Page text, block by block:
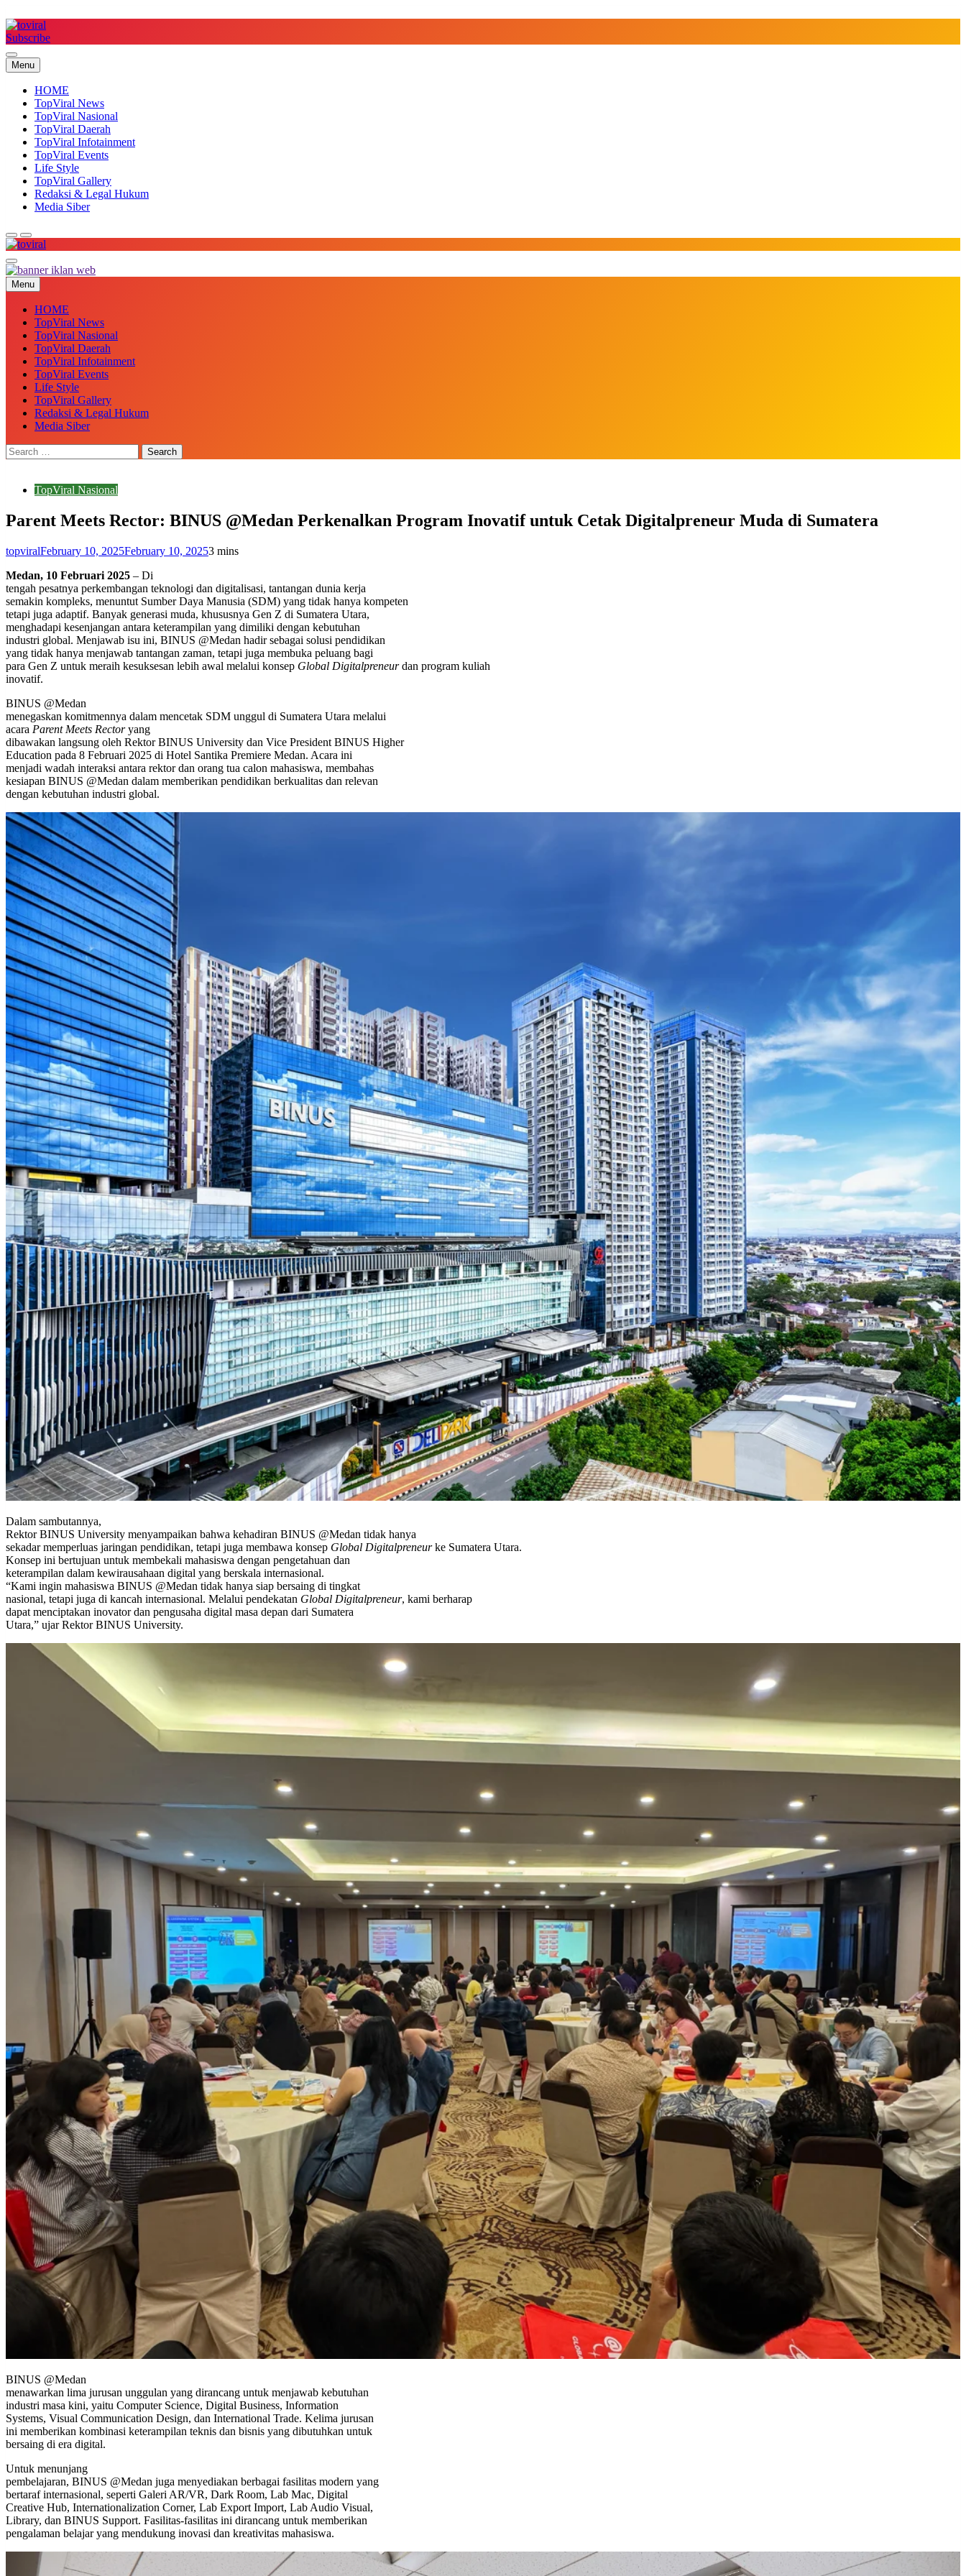
to
content
Subscribe
Menu
HOME
TopViral News
TopViral Nasional
TopViral Daerah
TopViral Infotainment
TopViral Events
Life Style
TopViral Gallery
Redaksi & Legal Hukum
Media Siber
Top Viral
Menu
HOME
TopViral News
TopViral Nasional
TopViral Daerah
TopViral Infotainment
TopViral Events
Life Style
TopViral Gallery
Redaksi & Legal Hukum
Media Siber
TopViral Nasional
Parent Meets Rector: BINUS @Medan Perkenalkan Program Inovatif untuk Cetak Digitalpreneur Muda di Sumatera
topviralFebruary 10, 2025February 10, 20253 mins
Medan, 10 Februari 2025 – Di
tengah pesatnya perkembangan teknologi dan digitalisasi, tantangan dunia kerja
semakin kompleks, menuntut Sumber Daya Manusia (SDM) yang tidak hanya kompeten
tetapi juga adaptif. Banyak generasi muda, khususnya Gen Z di Sumatera Utara,
menghadapi kesenjangan antara keterampilan yang dimiliki dengan kebutuhan
industri global. Menjawab isu ini, BINUS @Medan hadir sebagai solusi pendidikan
yang tidak hanya menjawab tantangan zaman, tetapi juga membuka peluang bagi
para Gen Z untuk meraih kesuksesan lebih awal melalui konsep Global Digitalpreneurdan program kuliah
inovatif.
BINUS @Medan
menegaskan komitmennya dalam mencetak SDM unggul di Sumatera Utara melalui
acara Parent Meets Rectoryang
dibawakan langsung oleh Rektor BINUS University dan Vice President BINUS Higher
Education pada 8 Februari 2025 di Hotel Santika Premiere Medan. Acara ini
menjadi wadah interaksi antara rektor dan orang tua calon mahasiswa, membahas
kesiapan BINUS @Medan dalam memberikan pendidikan berkualitas dan relevan
dengan kebutuhan industri global.
Dalam sambutannya,
Rektor BINUS University menyampaikan bahwa kehadiran BINUS @Medan tidak hanya
sekadar memperluas jaringan pendidikan, tetapi juga membawa konsep Global Digitalpreneurke Sumatera Utara.
Konsep ini bertujuan untuk membekali mahasiswa dengan pengetahuan dan
keterampilan dalam kewirausahaan digital yang berskala internasional.
“Kami ingin mahasiswa BINUS @Medan tidak hanya siap bersaing di tingkat
nasional, tetapi juga di kancah internasional. Melalui pendekatan Global Digitalpreneur, kami berharap
dapat menciptakan inovator dan pengusaha digital masa depan dari Sumatera
Utara,” ujar Rektor BINUS University.
BINUS @Medan
menawarkan lima jurusan unggulan yang dirancang untuk menjawab kebutuhan
industri masa kini, yaitu Computer Science, Digital Business, Information
Systems, Visual Communication Design, dan International Trade. Kelima jurusan
ini memberikan kombinasi keterampilan teknis dan bisnis yang dibutuhkan untuk
bersaing di era digital.
Untuk menunjang
pembelajaran, BINUS @Medan juga menyediakan berbagai fasilitas modern yang
bertaraf internasional, seperti Galeri AR/VR, Dark Room, Lab Mac, Digital
Creative Hub, Internationalization Corner, Lab Export Import, Lab Audio Visual,
Library, dan BINUS Support. Fasilitas-fasilitas ini dirancang untuk memberikan
pengalaman belajar yang mendukung inovasi dan kreativitas mahasiswa.